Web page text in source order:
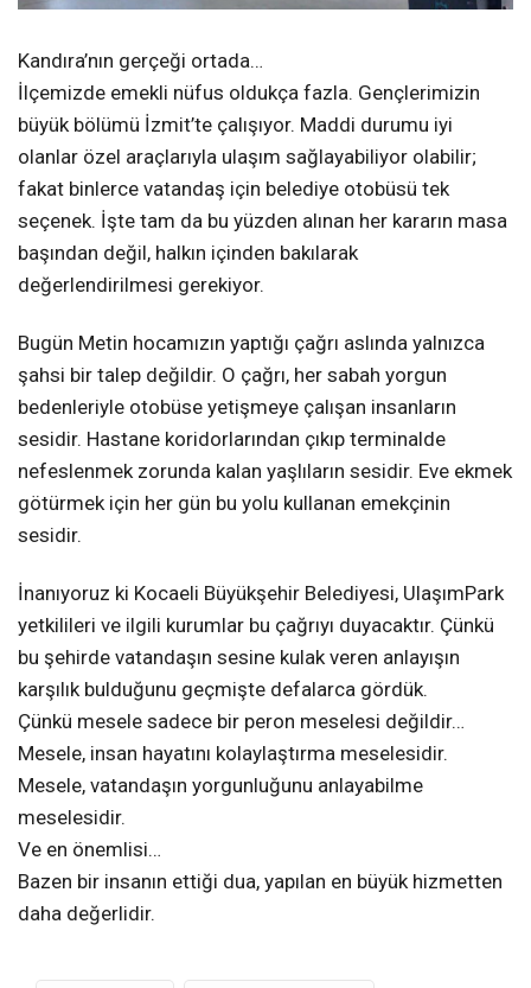
Kandıra’nın gerçeği ortada…
İlçemizde emekli nüfus oldukça fazla. Gençlerimizin
büyük bölümü İzmit’te çalışıyor. Maddi durumu iyi
olanlar özel araçlarıyla ulaşım sağlayabiliyor olabilir;
fakat binlerce vatandaş için belediye otobüsü tek
seçenek. İşte tam da bu yüzden alınan her kararın masa
başından değil, halkın içinden bakılarak
değerlendirilmesi gerekiyor.
Bugün Metin hocamızın yaptığı çağrı aslında yalnızca
şahsi bir talep değildir. O çağrı, her sabah yorgun
bedenleriyle otobüse yetişmeye çalışan insanların
sesidir. Hastane koridorlarından çıkıp terminalde
nefeslenmek zorunda kalan yaşlıların sesidir. Eve ekmek
götürmek için her gün bu yolu kullanan emekçinin
sesidir.
İnanıyoruz ki Kocaeli Büyükşehir Belediyesi, UlaşımPark
yetkilileri ve ilgili kurumlar bu çağrıyı duyacaktır. Çünkü
bu şehirde vatandaşın sesine kulak veren anlayışın
karşılık bulduğunu geçmişte defalarca gördük.
Çünkü mesele sadece bir peron meselesi değildir…
Mesele, insan hayatını kolaylaştırma meselesidir.
Mesele, vatandaşın yorgunluğunu anlayabilme
meselesidir.
Ve en önemlisi…
Bazen bir insanın ettiği dua, yapılan en büyük hizmetten
daha değerlidir.